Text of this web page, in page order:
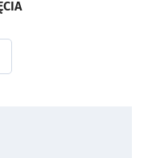
KULTURA I ROZRYWKA